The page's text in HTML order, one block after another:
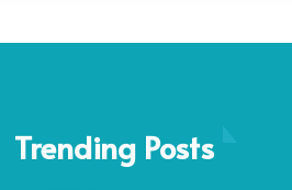
Trending Posts